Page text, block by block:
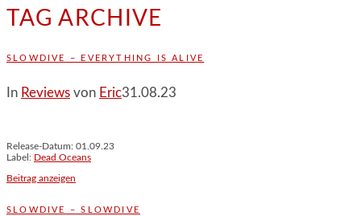
TAG ARCHIVE
SLOWDIVE – EVERYTHING IS ALIVE
In Reviews von Eric31.08.23
Release-Datum: 01.09.23
Label: Dead Oceans
Beitrag anzeigen
SLOWDIVE – SLOWDIVE